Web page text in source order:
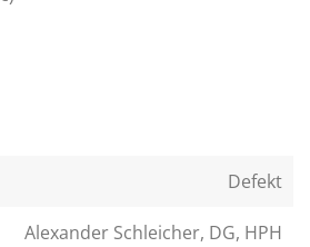
Defekt
Alexander Schleicher, DG, HPH